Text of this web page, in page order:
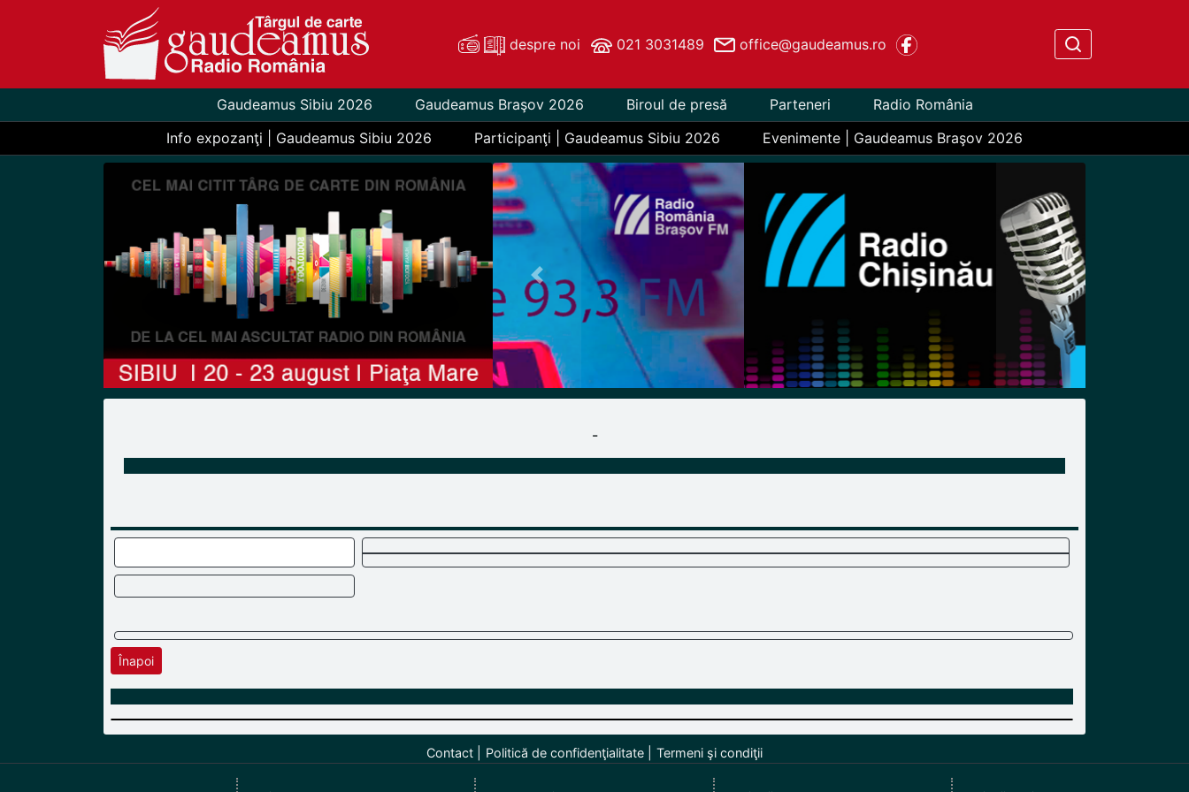
despre noi 021 3031489 office@gaudeamus.ro
Gaudeamus Sibiu 2026 Gaudeamus Braşov 2026 Biroul de presă Parteneri
Radio România
Info expozanţi | Gaudeamus Sibiu 2026
Participanţi | Gaudeamus Sibiu 2026 Evenimente | Gaudeamus Braşov 2026
Previous Next
-
Înapoi
Contact Politică de confidenţialitate Termeni şi condiţii